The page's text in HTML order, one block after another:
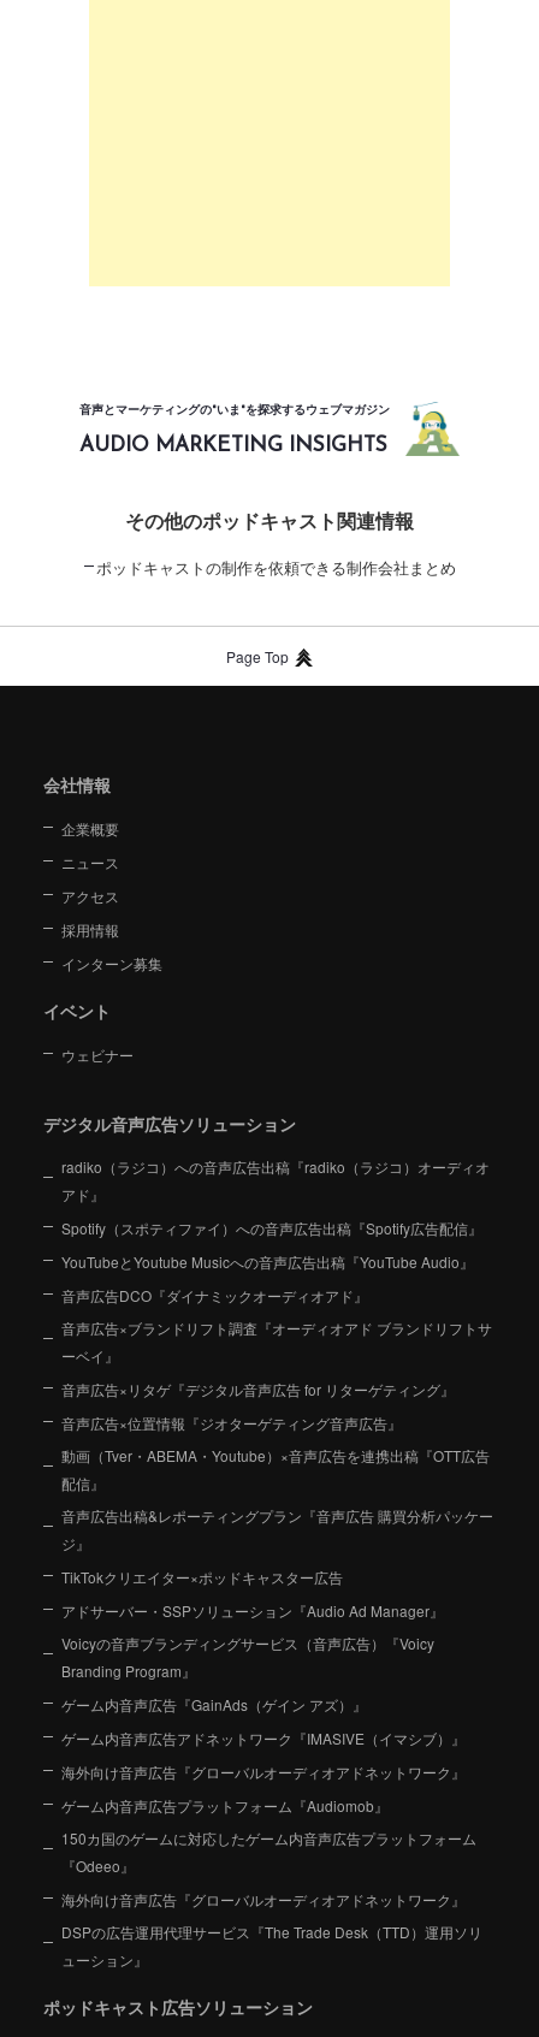
音声とマーケティングの"いま"を探求するウェブマガジン
AUDIO MARKETING INSIGHTS
その他のポッドキャスト関連情報
ポッドキャストの制作を依頼できる制作会社まとめ
Page Top
会社情報
企業概要
ニュース
アクセス
採用情報
インターン募集
イベント
ウェビナー
デジタル音声広告ソリューション
radiko（ラジコ）への音声広告出稿『radiko（ラジコ）オーディオ
アド』
Spotify（スポティファイ）への音声広告出稿『Spotify広告配信』
YouTubeとYoutube Musicへの音声広告出稿『YouTube Audio』
音声広告DCO『ダイナミックオーディオアド』
音声広告×ブランドリフト調査『オーディオアド ブランドリフトサ
ーベイ』
音声広告×リタゲ『デジタル音声広告 for リターゲティング』
音声広告×位置情報『ジオターゲティング音声広告』
動画（Tver・ABEMA・Youtube）×音声広告を連携出稿『OTT広告
配信』
音声広告出稿&レポーティングプラン『音声広告 購買分析パッケー
ジ』
TikTokクリエイター×ポッドキャスター広告
アドサーバー・SSPソリューション『Audio Ad Manager』
Voicyの音声ブランディングサービス（音声広告）『Voicy
Branding Program』
ゲーム内音声広告『GainAds（ゲイン アズ）』
ゲーム内音声広告アドネットワーク『IMASIVE（イマシブ）』
海外向け音声広告『グローバルオーディオアドネットワーク』
ゲーム内音声広告プラットフォーム『Audiomob』
150カ国のゲームに対応したゲーム内音声広告プラットフォーム
『Odeeo』
海外向け音声広告『グローバルオーディオアドネットワーク』
DSPの広告運用代理サービス『The Trade Desk（TTD）運用ソリ
ューション』
ポッドキャスト広告ソリューション